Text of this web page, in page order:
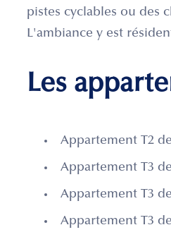
pistes cyclables ou des
L'ambiance y est
Les
Appartement T2 de
Appartement T3 de
Appartement T3 de
Appartement T3 de